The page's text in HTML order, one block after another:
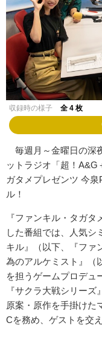
収録時の様子 全 4 枚
毎週月～金曜日の深
ットラジオ「超！A&G
ガタメプレゼンツ 今
ル！
『ファンキル・タガ
した番組では、人気シ
キル』（以下、『ファ
為のアルケミスト』（
を担うゲームプロデュ
『サクラ大戦シリー
原案・原作を手掛けた
Cを務め、ゲストを交